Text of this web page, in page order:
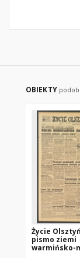
OBIEKTY
Życie
pismo ziemi
warmińsko-